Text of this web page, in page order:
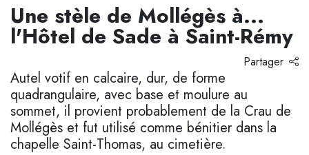
Une stèle de Mollégès à...
l'Hôtel de Sade à Saint-Rémy
Partager
Autel votif en calcaire, dur, de forme
quadrangulaire, avec base et moulure au
sommet, il provient probablement de la Crau de
Mollégès et fut utilisé comme bénitier dans la
chapelle Saint-Thomas, au cimetière.